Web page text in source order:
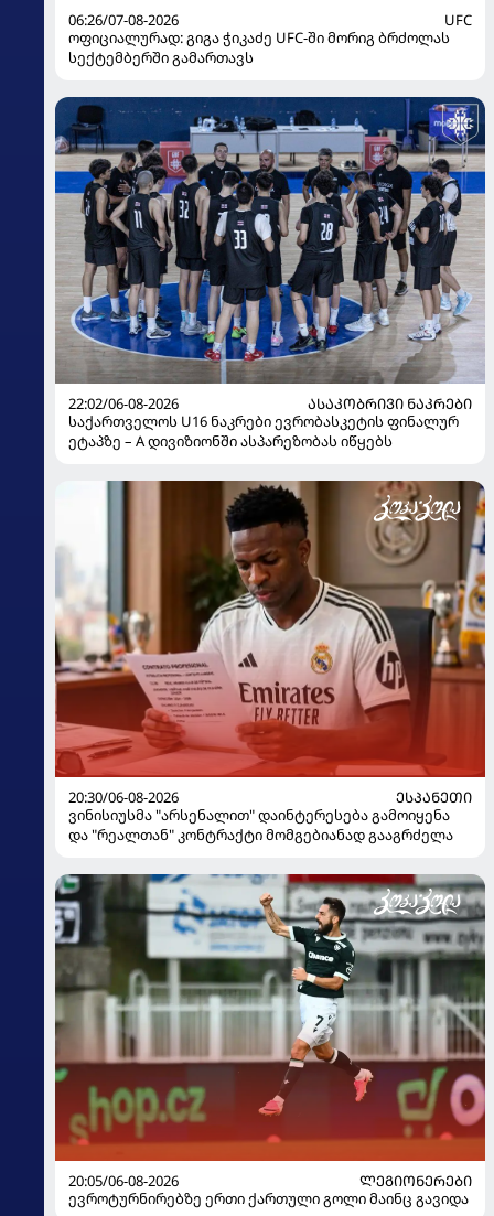
06:26/07-08-2026
UFC
ოფიციალურად: გიგა ჭიკაძე UFC-ში მორიგ ბრძოლას
სექტემბერში გამართავს
22:02/06-08-2026
ᲐᲡᲐᲙᲝᲑᲠᲘᲕᲘ ᲜᲐᲙᲠᲔᲑᲘ
საქართველოს U16 ნაკრები ევრობასკეტის ფინალურ
ეტაპზე – A დივიზიონში ასპარეზობას იწყებს
20:30/06-08-2026
ᲔᲡᲞᲐᲜᲔᲗᲘ
ვინისიუსმა "არსენალით" დაინტერესება გამოიყენა
და "რეალთან" კონტრაქტი მომგებიანად გააგრძელა
20:05/06-08-2026
ᲚᲔᲒᲘᲝᲜᲔᲠᲔᲑᲘ
ევროტურნირებზე ერთი ქართული გოლი მაინც გავიდა